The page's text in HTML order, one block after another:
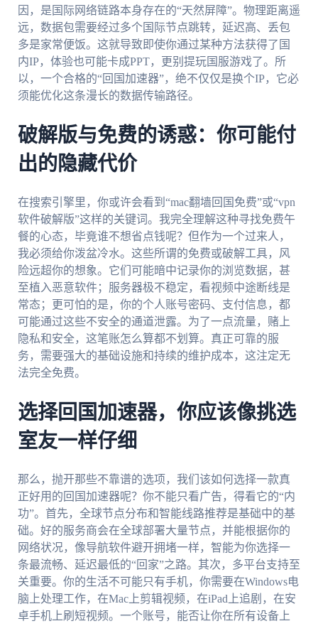
因，是国际网络链路本身存在的“天然屏障”。物理距离遥
远，数据包需要经过多个国际节点跳转，延迟高、丢包
多是家常便饭。这就导致即使你通过某种方法获得了国
内IP，体验也可能卡成PPT，更别提玩国服游戏了。所
以，一个合格的“回国加速器”，绝不仅仅是换个IP，它必
须能优化这条漫长的数据传输路径。
破解版与免费的诱惑：你可能付
出的隐藏代价
在搜索引擎里，你或许会看到“mac翻墙回国免费”或“vpn
软件破解版”这样的关键词。我完全理解这种寻找免费午
餐的心态，毕竟谁不想省点钱呢？但作为一个过来人，
我必须给你泼盆冷水。这些所谓的免费或破解工具，风
险远超你的想象。它们可能暗中记录你的浏览数据，甚
至植入恶意软件；服务器极不稳定，看视频中途断线是
常态；更可怕的是，你的个人账号密码、支付信息，都
可能通过这些不安全的通道泄露。为了一点流量，赌上
隐私和安全，这笔账怎么算都不划算。真正可靠的服
务，需要强大的基础设施和持续的维护成本，这注定无
法完全免费。
选择回国加速器，你应该像挑选
室友一样仔细
那么，抛开那些不靠谱的选项，我们该如何选择一款真
正好用的回国加速器呢？你不能只看广告，得看它的“内
功”。首先，全球节点分布和智能线路推荐是基础中的基
础。好的服务商会在全球部署大量节点，并能根据你的
网络状况，像导航软件避开拥堵一样，智能为你选择一
条最流畅、延迟最低的“回家”之路。其次，多平台支持至
关重要。你的生活不可能只有手机，你需要在Windows电
脑上处理工作，在Mac上剪辑视频，在iPad上追剧，在安
卓手机上刷短视频。一个账号，能否让你在所有设备上